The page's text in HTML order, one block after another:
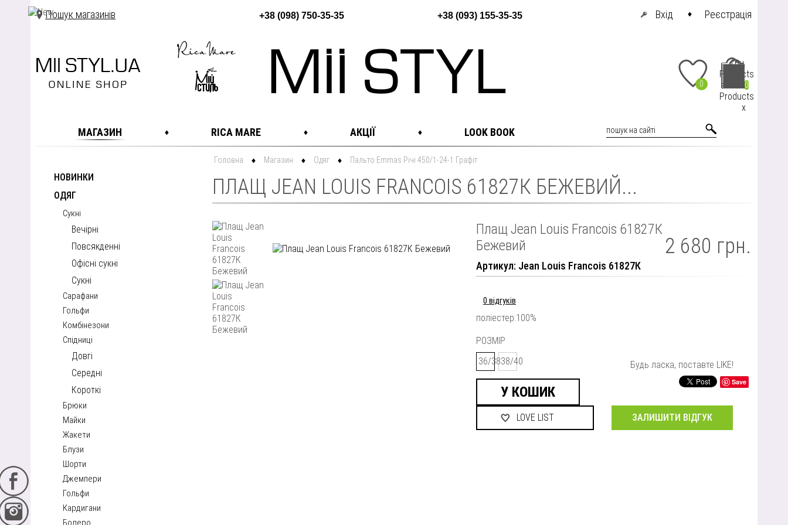
Пошук магазинів +38 (098) 750-35-35 +38 (093) 155-35-35 Вхід Реєстрація
0 0
грн.
Products
at cart
Products
x
МАГАЗИН RICA MARE АКЦІЇ LOOK BOOK
НОВИНКИ
ОДЯГ
Сукні
Вечірні
Повсякденні
Офісні сукні
Сукні
Сарафани
Гольфи
Комбінезони
Спідниці
Довгі
Середні
Короткі
Брюки
Майки
Жакети
Блузи
Шорти
Джемпери
Гольфи
Кардигани
Болеро
Головна Магазин Одяг Пальто Emmas Річі 450/1-24-1 Графіт
ПЛАЩ JEAN LOUIS FRANCOIS 61827К БЕЖЕВИЙ...
Плащ Jean Louis Francois 61827К
Бежевий
Артикул: Jean Louis Francois 61827К
2 680 грн.
0 відгуків
поліестер:100%
РОЗМІР
36/3838/40 Будь ласка, поставте LIKE!
Save
ЗАЛИШИТИ ВІДГУК